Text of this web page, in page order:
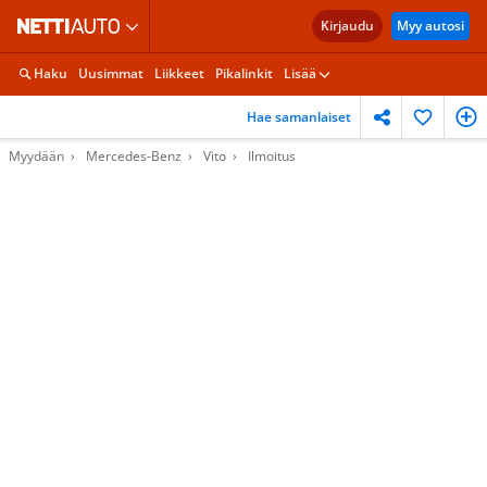
Kirjaudu Myy autosi
Haku Uusimmat Liikkeet Pikalinkit Lisää
Hae samanlaiset
Myydään Mercedes-Benz Vito Ilmoitus